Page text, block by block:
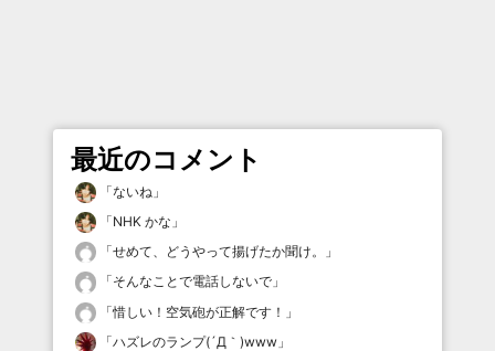
最近のコメント
「ないね 」
「NHK かな 」
「せめて、どうやって揚げたか聞け。
」
「そんなことで電話しないで 」
「惜しい！空気砲が正解です！ 」
「ハズレのランプ(´Д｀)www 」